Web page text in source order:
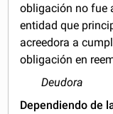
obligación no fue
entidad que
acreedora a
obligación en
Deudora
Dependiendo de